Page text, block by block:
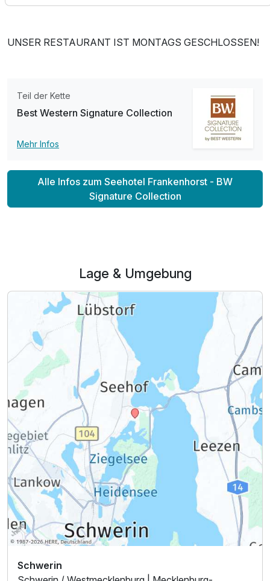
Ausstattung
p.P. ab281,00 €
Einzelzimmer
Ausstattung
Für 5 Tage p.P. ab 381,00 €
Juniorsuite Standard
2 Erwachsene
UNSER RESTAURANT IST MONTAGS GESCHLOSSEN!
Teil der Kette
Best Western Signature Collection
Mehr Infos
Alle Infos zum Seehotel Frankenhorst - BW
Signature Collection
Lage & Umgebung
Schwerin